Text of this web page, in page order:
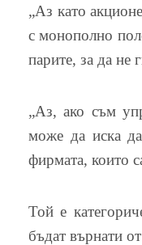
„Аз като
с монополно
парите, за да не
„Аз, ако съм
може да иска
фирмата, които
Той е
бъдат върнати